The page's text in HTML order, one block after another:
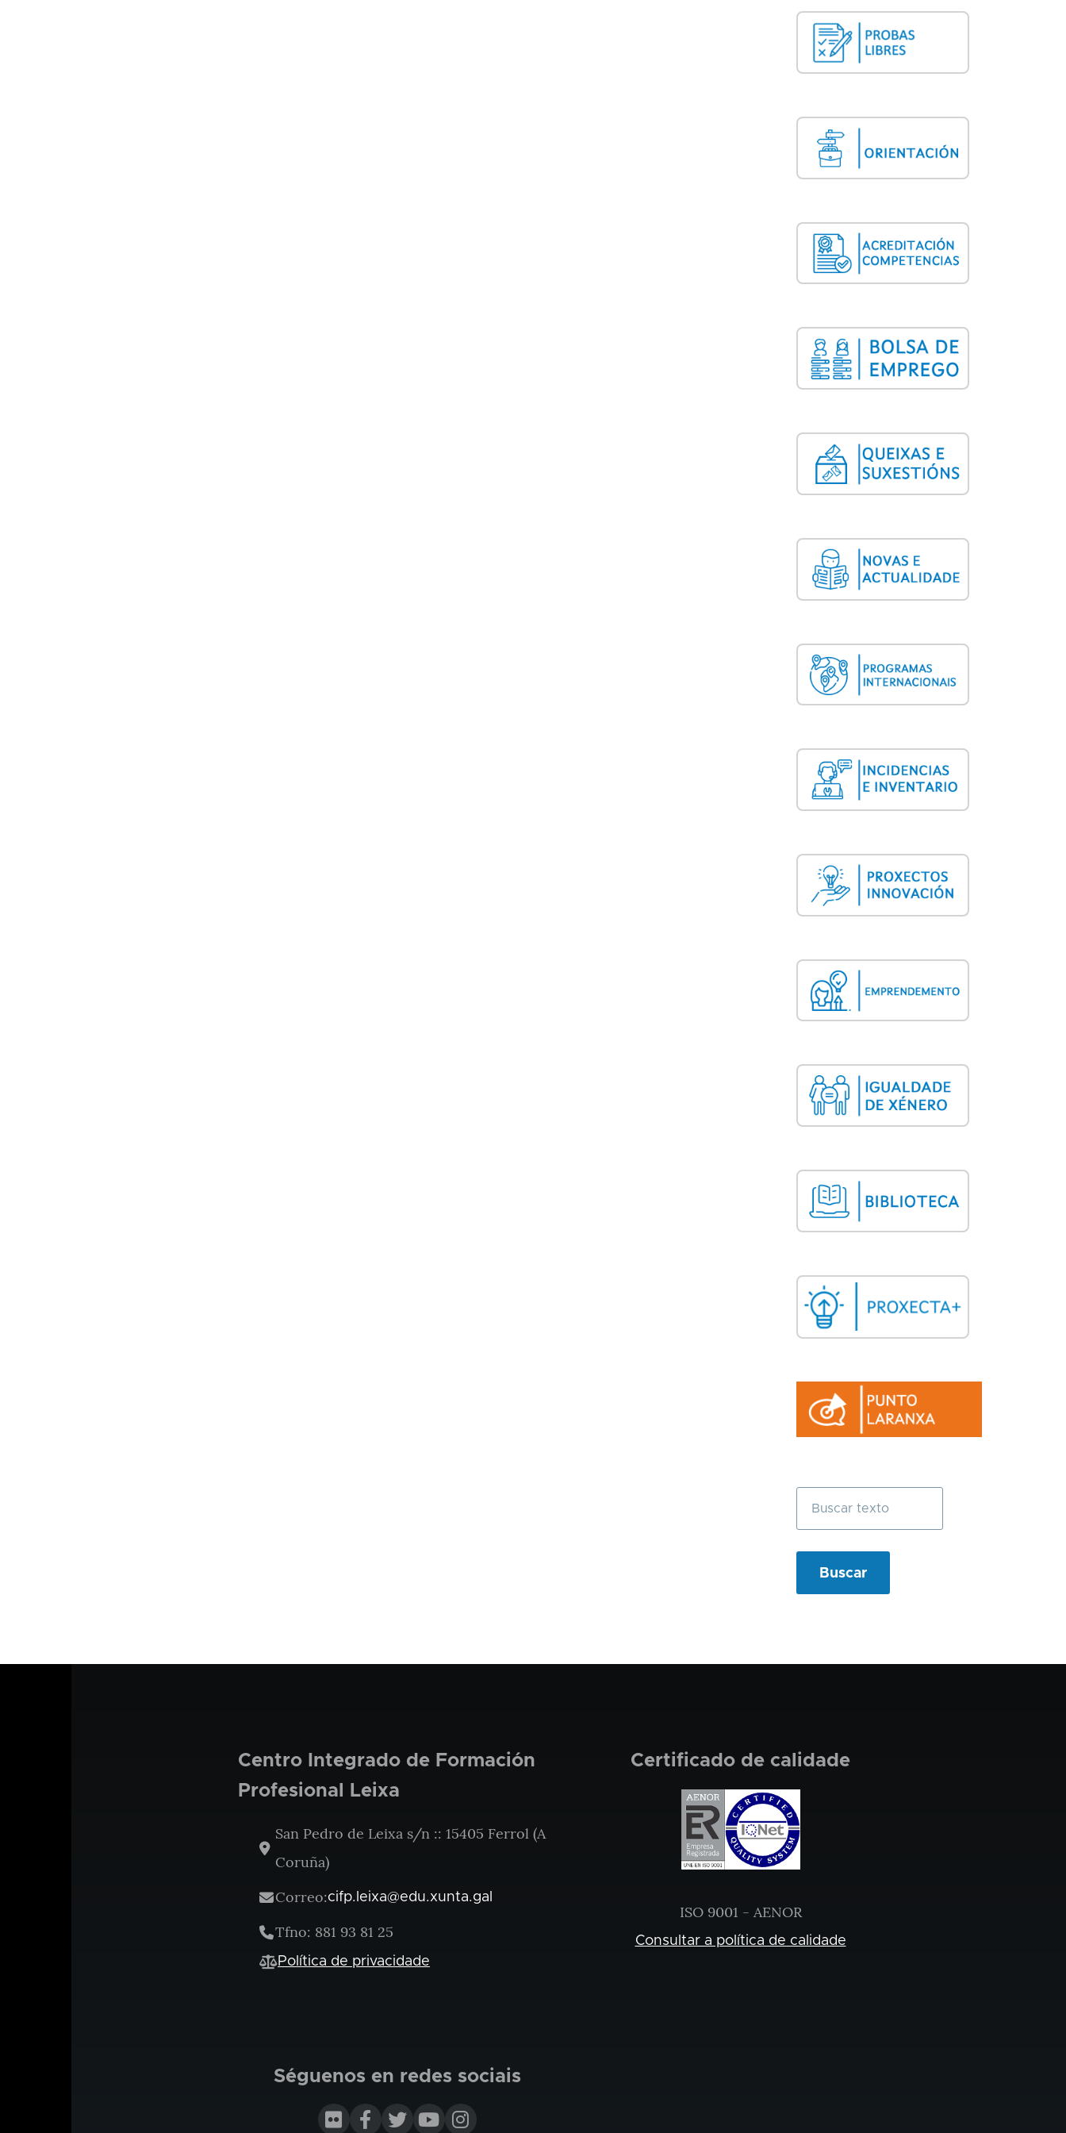
Buscar
Centro Integrado de Formación
Profesional Leixa
San Pedro de Leixa s/n :: 15405 Ferrol (A
Coruña)
Correo:cifp.leixa@edu.xunta.gal
Tfno: 881 93 81 25
Política de privacidade
Certificado de calidade
ISO 9001 - AENOR
Consultar a política de calidade
Séguenos en redes sociais